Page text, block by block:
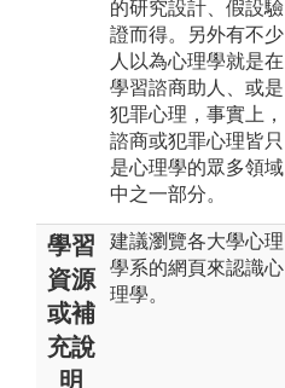
的研究設計、假設驗
證而得。另外有不少
人以為心理學就是在
學習諮商助人、或是
犯罪心理，事實上，
諮商或犯罪心理皆只
是心理學的眾多領域
中之一部分。
學習
資源
或補
充說
明
建議瀏覽各大學心理
學系的網頁來認識心
理學。